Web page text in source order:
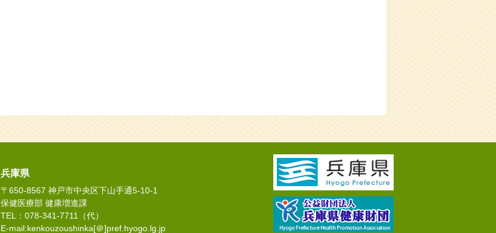
兵庫県
〒650-8567 神戸市中央区下山手通5-10-1
保健医療部 健康増進課
TEL：078-341-7711（代）
E-mail:kenkouzoushinka[＠]pref.hyogo.lg.jp